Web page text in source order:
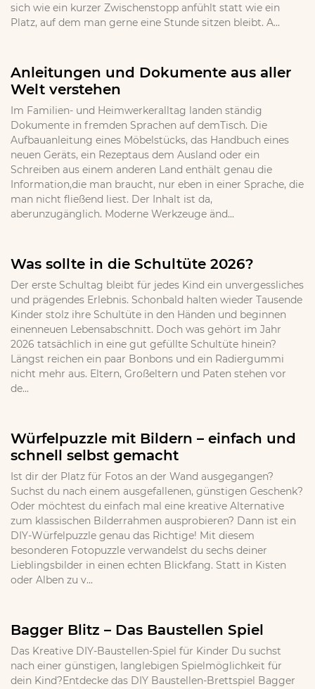
sich wie ein kurzer Zwischenstopp anfühlt statt wie ein
Platz, auf dem man gerne eine Stunde sitzen bleibt. A...
Anleitungen und Dokumente aus aller
Welt verstehen
Im Familien- und Heimwerkeralltag landen ständig
Dokumente in fremden Sprachen auf demTisch. Die
Aufbauanleitung eines Möbelstücks, das Handbuch eines
neuen Geräts, ein Rezeptaus dem Ausland oder ein
Schreiben aus einem anderen Land enthält genau die
Information,die man braucht, nur eben in einer Sprache, die
man nicht fließend liest. Der Inhalt ist da,
aberunzugänglich. Moderne Werkzeuge änd...
Was sollte in die Schultüte 2026?
Der erste Schultag bleibt für jedes Kind ein unvergessliches
und prägendes Erlebnis. Schonbald halten wieder Tausende
Kinder stolz ihre Schultüte in den Händen und beginnen
einenneuen Lebensabschnitt. Doch was gehört im Jahr
2026 tatsächlich in eine gut gefüllte Schultüte hinein?
Längst reichen ein paar Bonbons und ein Radiergummi
nicht mehr aus. Eltern, Großeltern und Paten stehen vor
de...
Würfelpuzzle mit Bildern – einfach und
schnell selbst gemacht
Ist dir der Platz für Fotos an der Wand ausgegangen?
Suchst du nach einem ausgefallenen, günstigen Geschenk?
Oder möchtest du einfach mal eine kreative Alternative
zum klassischen Bilderrahmen ausprobieren? Dann ist ein
DIY-Würfelpuzzle genau das Richtige! Mit diesem
besonderen Fotopuzzle verwandelst du sechs deiner
Lieblingsbilder in einen echten Blickfang. Statt in Kisten
oder Alben zu v...
Bagger Blitz – Das Baustellen Spiel
Das Kreative DIY-Baustellen-Spiel für Kinder Du suchst
nach einer günstigen, langlebigen Spielmöglichkeit für
dein Kind?Entdecke das DIY Baustellen-Brettspiel Bagger